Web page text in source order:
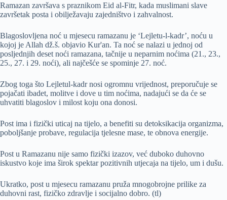
Ramazan završava s praznikom Eid al-Fitr, kada muslimani slave
završetak posta i obilježavaju zajedništvo i zahvalnost.
Blagoslovljena noć u mjesecu ramazanu je ‘Lejletu-l-kadr’, noću u
kojoj je Allah dž.š. objavio Kur'an. Ta noć se nalazi u jednoj od
posljednjih deset noći ramazana, tačnije u neparnim noćima (21., 23.,
25., 27. i 29. noći), ali najčešće se spominje 27. noć.
Zbog toga što Lejletul-kadr nosi ogromnu vrijednost, preporučuje se
pojačati ibadet, molitve i dove u tim noćima, nadajući se da će se
uhvatiti blagoslov i milost koju ona donosi.
Post ima i fizički uticaj na tijelo, a benefiti su detoksikacija organizma,
poboljšanje probave, regulacija tjelesne mase, te obnova energije.
Post u Ramazanu nije samo fizički izazov, već duboko duhovno
iskustvo koje ima širok spektar pozitivnih utjecaja na tijelo, um i dušu.
Ukratko, post u mjesecu ramazanu pruža mnogobrojne prilike za
duhovni rast, fizičko zdravlje i socijalno dobro. (tl)